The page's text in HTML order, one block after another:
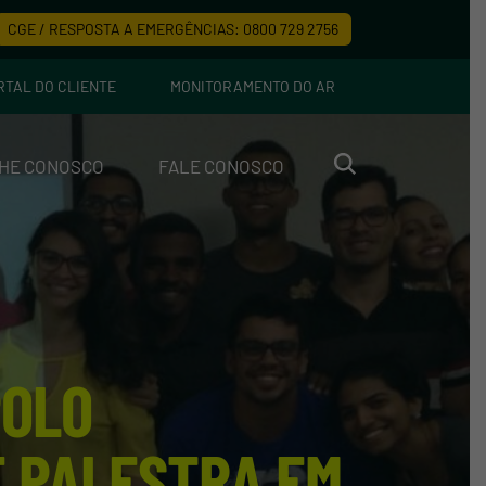
CGE / RESPOSTA A EMERGÊNCIAS: 0800 729 2756
DO CLIENTE MONITORAMENTO DO AR
CONOSCO FALE CONOSCO